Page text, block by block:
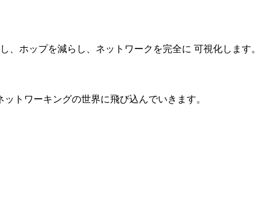
ホップを減らし、ネットワークを完全に 可視化します。
トワーキングの世界に飛び込んでいきます。